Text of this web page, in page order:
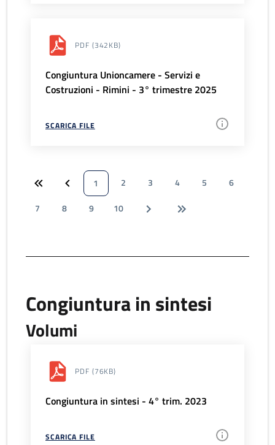
PDF (342KB)
Congiuntura Unioncamere - Servizi e
Costruzioni - Rimini - 3° trimestre 2025
SCARICA FILE
1 2 3 4 5
6
7
8 9 10
Congiuntura in sintesi
Volumi
PDF (76KB)
Congiuntura in sintesi - 4° trim. 2023
SCARICA FILE